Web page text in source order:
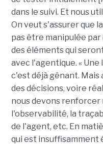
dans le suivi. Et nous
On veut s'assurer que
pas être manipulée
des éléments qui
avec l'agentique. «
c'est déjà gênant. Mais
des décisions, voire
nous devons
l'observabilité, la
de l'agent, etc. En
qui est insuffisamment